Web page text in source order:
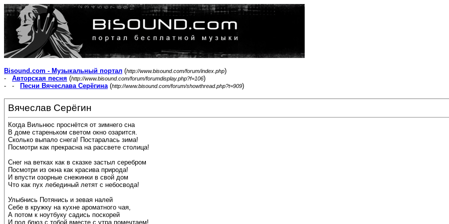
Bisound.com - Музыкальный портал (http://www.bisound.com/forum/index.php)
- Авторская песня (http://www.bisound.com/forum/forumdisplay.php?f=106)
- -
Песни Вячеслава Серёгина(http://www.bisound.com/forum/showthread.php?t=909)
Вячеслав Серёгин
Когда Вильнюс проснётся от зимнего сна
В доме стареньком светом окно озарится.
Сколько выпало снега! Постаралась зима!
Посмотри как прекрасна на рассвете столица!
Снег на ветках как в сказке застыл серебром
Посмотри из окна как красива природа!
И впусти озорные снежинки в свой дом
Что как пух лебединый летят с небосвода!
Улыбнись Потянись и зевая налей
Себе в кружку на кухне ароматного чая,
А потом к ноутбуку садись поскорей
И под блюз с тобой вместе с утра помечтаем!